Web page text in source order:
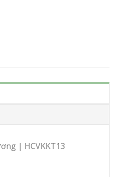
| HCVKKT13